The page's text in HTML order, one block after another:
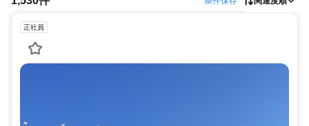
正社員